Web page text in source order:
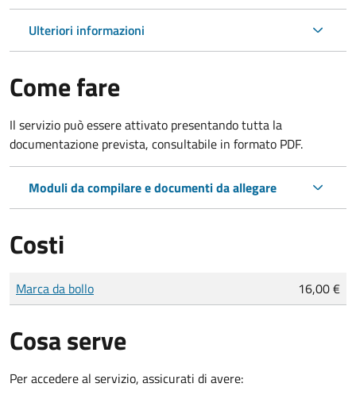
Ulteriori informazioni
Come fare
Il servizio può essere attivato presentando tutta la
documentazione prevista, consultabile in formato PDF.
Moduli da compilare e documenti da allegare
Costi
Tipo di pagamento
Importo
Marca da bollo 16,00 €
Cosa serve
Per accedere al servizio, assicurati di avere: